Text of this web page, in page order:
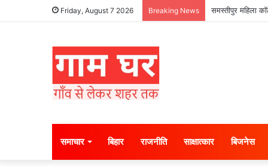
Friday, August 7 2026 Breaking News समस्तीपुर महिला
समाचार बिहार राजनीति साक्षात्कार बिजनेस